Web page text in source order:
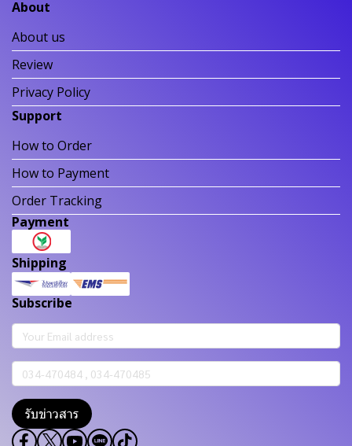
About
About us
Review
Privacy Policy
Support
How to Order
How to Payment
Order Tracking
Payment
Shipping
Subscribe
รับข่าวสาร